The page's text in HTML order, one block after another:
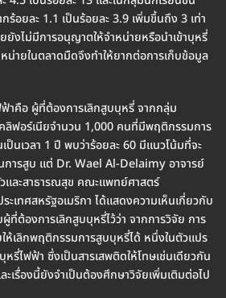
อยละ 1.1 เป็นร้อยละ 3.9 เพิ่มขึ้นถึง 3 เท่า
ยังไม่มีการอนุญาตให้จำหน่ายหรือนำเข้าบุหรี่
น่ายในตลาดมืดจึงทำให้ยากต่อการเก็บข้อมูล
าคือ ผู้ที่ต้องการเลิกสูบบุหรี่ จากกลุ่ม
ลิฟอร์เนียจำนวน 1,000 คนที่มีพฤติกรรมการ
ป็นเวลา 1 ปี พบว่าร้อยละ 60 มีแนวโน้มที่จะ
การสูบ แต่ Dr. Wael Al-Delaimy อาจารย์
และสาธารณสุข คณะแพทย์ศาสตร์
เทศสหรัฐอเมริกา ได้แสดงความเห็นเกี่ยวกับ
ผู้ที่ต้องการเลิกสูบบุหรี่ไว้ว่า จากการวิจัย การ
ให้เลิกพฤติกรรมการสูบบุหรี่ได้ หนึ่งในตัวแปร
ไฟฟ้า ซึ่งเป็นสารเสพติดให้โทษเช่นเดียวกัน
เรื่องนี้ยังจำเป็นต้องศึกษาวิจัยเพิ่มเติมต่อไป